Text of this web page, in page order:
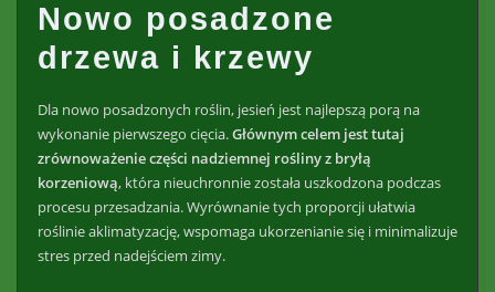
Nowo posadzone
drzewa i krzewy
Dla nowo posadzonych roślin, jesień jest najlepszą porą na
wykonanie pierwszego cięcia.Głównym celem jest tutaj
zrównoważenie części nadziemnej rośliny z bryłą
korzeniową, która nieuchronnie została uszkodzona podczas
procesu przesadzania. Wyrównanie tych proporcji ułatwia
roślinie aklimatyzację, wspomaga ukorzenianie się i minimalizuje
stres przed nadejściem zimy.